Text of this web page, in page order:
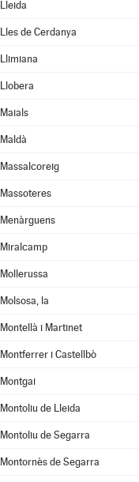
Lleida
Lles de Cerdanya
Llimiana
Llobera
Maials
Maldà
Massalcoreig
Massoteres
Menàrguens
Miralcamp
Mollerussa
Molsosa, la
Montellà i Martinet
Montferrer i Castellbò
Montgai
Montoliu de Lleida
Montoliu de Segarra
Montornès de Segarra